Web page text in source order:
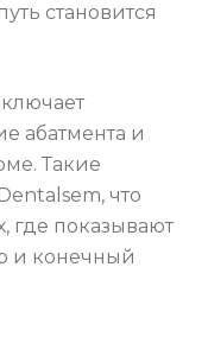
становится
абатмента и
Такие
что
где показывают
и конечный